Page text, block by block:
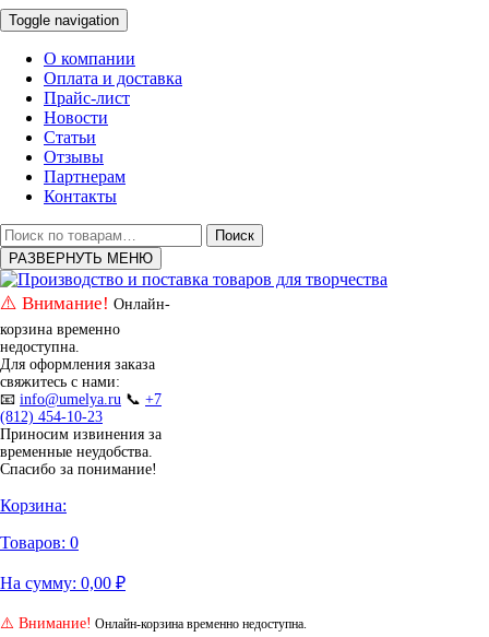
Toggle navigation
О компании
Оплата и доставка
Прайс-лист
Новости
Статьи
Отзывы
Партнерам
Контакты
Искать:
Поиск
РАЗВЕРНУТЬ МЕНЮ
⚠️ Внимание! Онлайн-
корзина временно
недоступна.
Для оформления заказа
свяжитесь с нами:
📧 info@umelya.ru 📞 +7
(812) 454-10-23
Приносим извинения за
временные неудобства.
Спасибо за понимание!
Корзина:
Товаров: 0
На сумму: 0,00 ₽
⚠️ Внимание! Онлайн-корзина временно недоступна.